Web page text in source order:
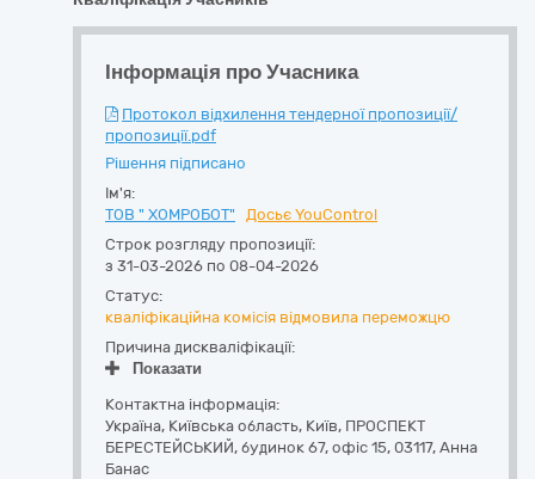
Інформація про Учасника
Протокол відхилення тендерної пропозиції/
пропозиції.pdf
Рішення підписано
Ім'я:
ТОВ " ХОМРОБОТ"
Досьє YouControl
Строк розгляду пропозиції:
з 31-03-2026 по 08-04-2026
Статус:
кваліфікаційна комісія відмовила переможцю
Причина дискваліфікації:
Показати
Контактна інформація:
Україна, Київська область, Київ, ПРОСПЕКТ
БЕРЕСТЕЙСЬКИЙ, будинок 67, офіс 15, 03117, Анна
Банас